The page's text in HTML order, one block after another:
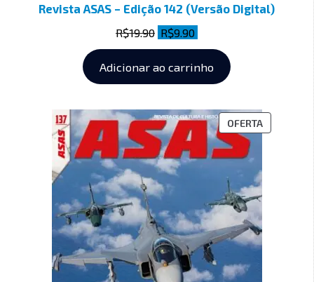
Revista ASAS – Edição 142 (Versão Digital)
R$19.90 R$9.90
Adicionar ao carrinho
OFERTA